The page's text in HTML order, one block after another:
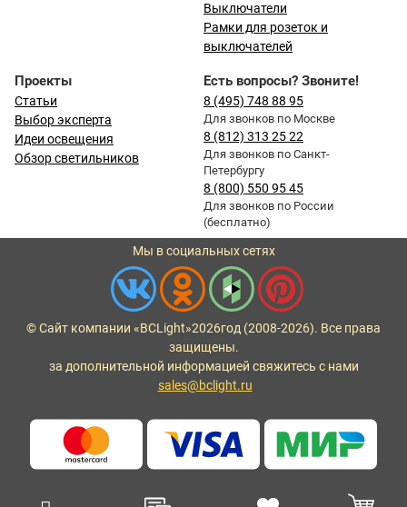
Выключатели
Рамки для розеток и
выключателей
Проекты
Статьи
Выбор эксперта
Идеи освещения
Обзор светильников
Есть вопросы? Звоните!
8 (495) 748 88 95
Для звонков по Москве
8 (812) 313 25 22
Для звонков по Санкт-
Петербургу
8 (800) 550 95 45
Для звонков по России
(бесплатно)
Мы в социальных сетях
© Сайт компании «BCLight»2026год (2008-2026). Все права
защищены.
за дополнительной информацией свяжитесь с нами
sales@bclight.ru